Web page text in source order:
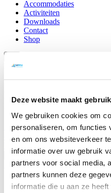
Deze website maakt
We gebruiken cookies om
personaliseren, om functies
en om ons websiteverkeer
informatie over uw gebruik
partners voor social media,
partners kunnen deze
informatie die u aan ze
Accommodaties
Activiteiten
Downloads
Contact
Shop
Leg jij ook een dakpan op het
huidige dakpannen zijn versleten
Doneer hier Sluiten
Contact
Steun ons
Translate
Home Mara Soft